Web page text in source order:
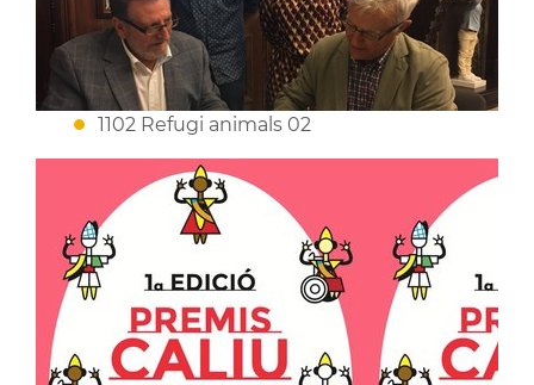
1102 Refugi animals 02